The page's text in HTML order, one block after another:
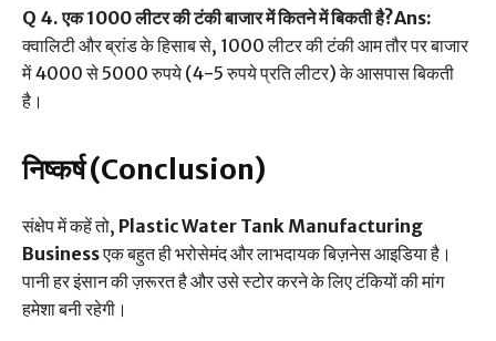
Q 4. एक 1000 लीटर की टंकी बाजार में कितने में बिकती है?Ans:
क्वालिटी और ब्रांड के हिसाब से, 1000 लीटर की टंकी आम तौर पर बाजार
में 4000 से 5000 रुपये (4-5 रुपये प्रति लीटर) के आसपास बिकती
है।
निष्कर्ष (Conclusion)
संक्षेप में कहें तो, Plastic Water Tank Manufacturing
Businessएक बहुत ही भरोसेमंद और लाभदायक बिज़नेस आइडिया है।
पानी हर इंसान की ज़रूरत है और उसे स्टोर करने के लिए टंकियों की मांग
हमेशा बनी रहेगी।